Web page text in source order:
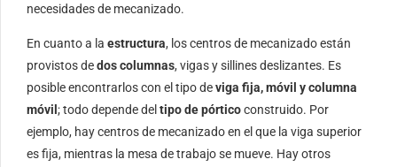
necesidades de mecanizado.
En cuanto a la estructura, los centros de mecanizado están
provistos dedos columnas, vigas y sillines deslizantes. Es
posible encontrarlos con el tipo deviga fija, móvil y columna
móvil ; todo depende del tipo de pórticoconstruido. Por
ejemplo, hay centros de mecanizado en el que la viga superior
es fija, mientras la mesa de trabajo se mueve. Hay otros